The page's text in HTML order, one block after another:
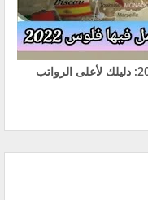
أفضل الدول للعمل وصناعة الثروة لعام 2026: دليلك لأعلى الرواتب